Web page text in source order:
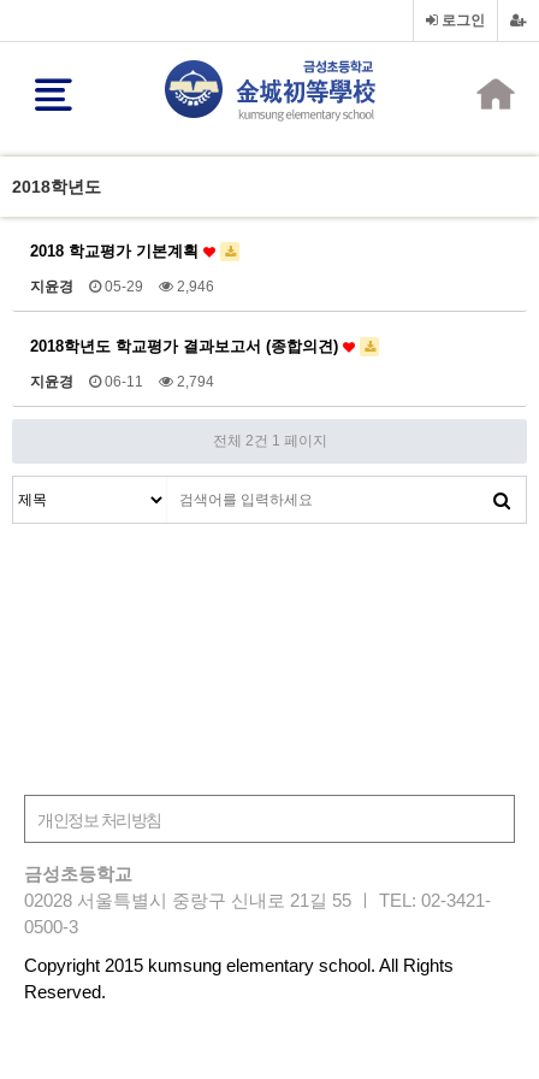
로그인
2018학년도
2018 학교평가 기본계획
지윤경 05-29 2,946
2018학년도 학교평가 결과보고서 (종합의견)
지윤경 06-11 2,794
전체 2건 1 페이지
금성초등학교
02028 서울특별시 중랑구 신내로 21길 55 ㅣ TEL: 02-3421-
0500-3
Copyright 2015 kumsung elementary school. All Rights
Reserved.